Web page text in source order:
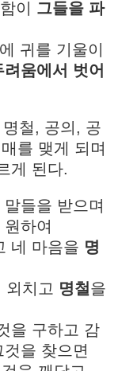
이 그들을 파
귀를 기울이
움에서 벗어
철, 공의, 공
를 맺게 되며
게 된다.
들을 받으며
하여
네 마음을 명
외치고 명철 을
을 구하고 감
을 찾으면